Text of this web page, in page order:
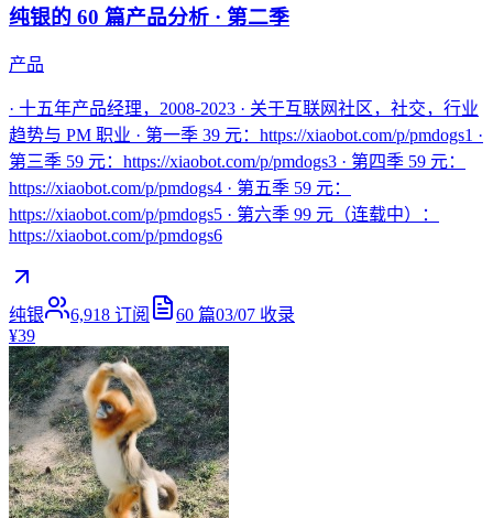
纯银的 60 篇产品分析 · 第二季
产品
· 十五年产品经理，2008-2023 · 关于互联网社区，社交，行业
趋势与 PM 职业 · 第一季 39 元：https://xiaobot.com/p/pmdogs1 ·
第三季 59 元：https://xiaobot.com/p/pmdogs3 · 第四季 59 元：
https://xiaobot.com/p/pmdogs4 · 第五季 59 元：
https://xiaobot.com/p/pmdogs5 · 第六季 99 元（连载中）：
https://xiaobot.com/p/pmdogs6
纯银 6,918 订阅 60 篇03/07 收录
¥39